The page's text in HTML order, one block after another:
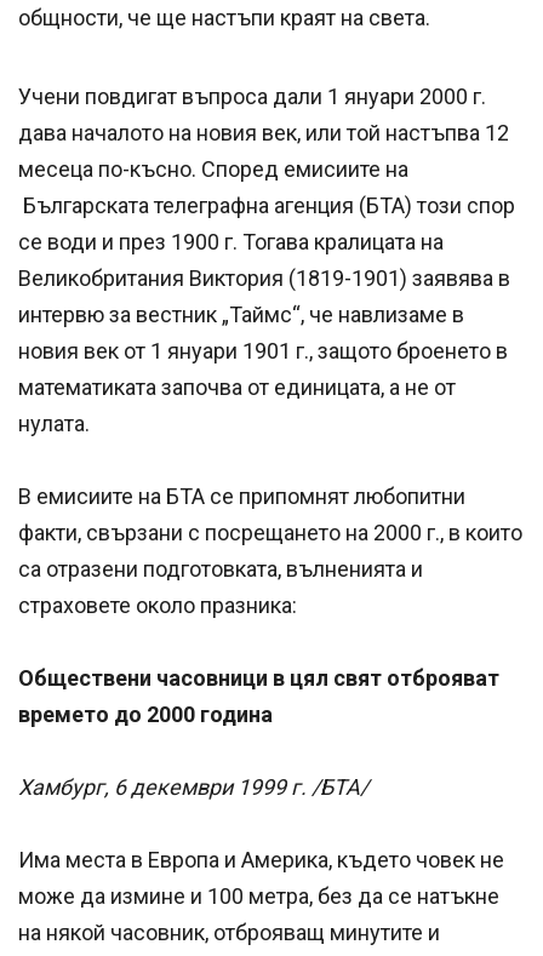
общности, че ще настъпи краят на света.
Учени повдигат въпроса дали 1 януари 2000 г.
дава началото на новия век, или той настъпва 12
месеца по-късно. Според емисиите на
Българската телеграфна агенция (БТА) този спор
се води и през 1900 г. Тогава кралицата на
Великобритания Виктория (1819-1901) заявява в
интервю за вестник „Таймс“, че навлизаме в
новия век от 1 януари 1901 г., защото броенето в
математиката започва от единицата, а не от
нулата.
В емисиите на БТА се припомнят любопитни
факти, свързани с посрещането на 2000 г., в които
са отразени подготовката, вълненията и
страховете около празника:
Обществени часовници в цял свят отброяват
времето до 2000 година
Хамбург, 6 декември 1999 г. /БТА/
Има места в Европа и Америка, където човек не
може да измине и 100 метра, без да се натъкне
на някой часовник, отброяващ минутите и